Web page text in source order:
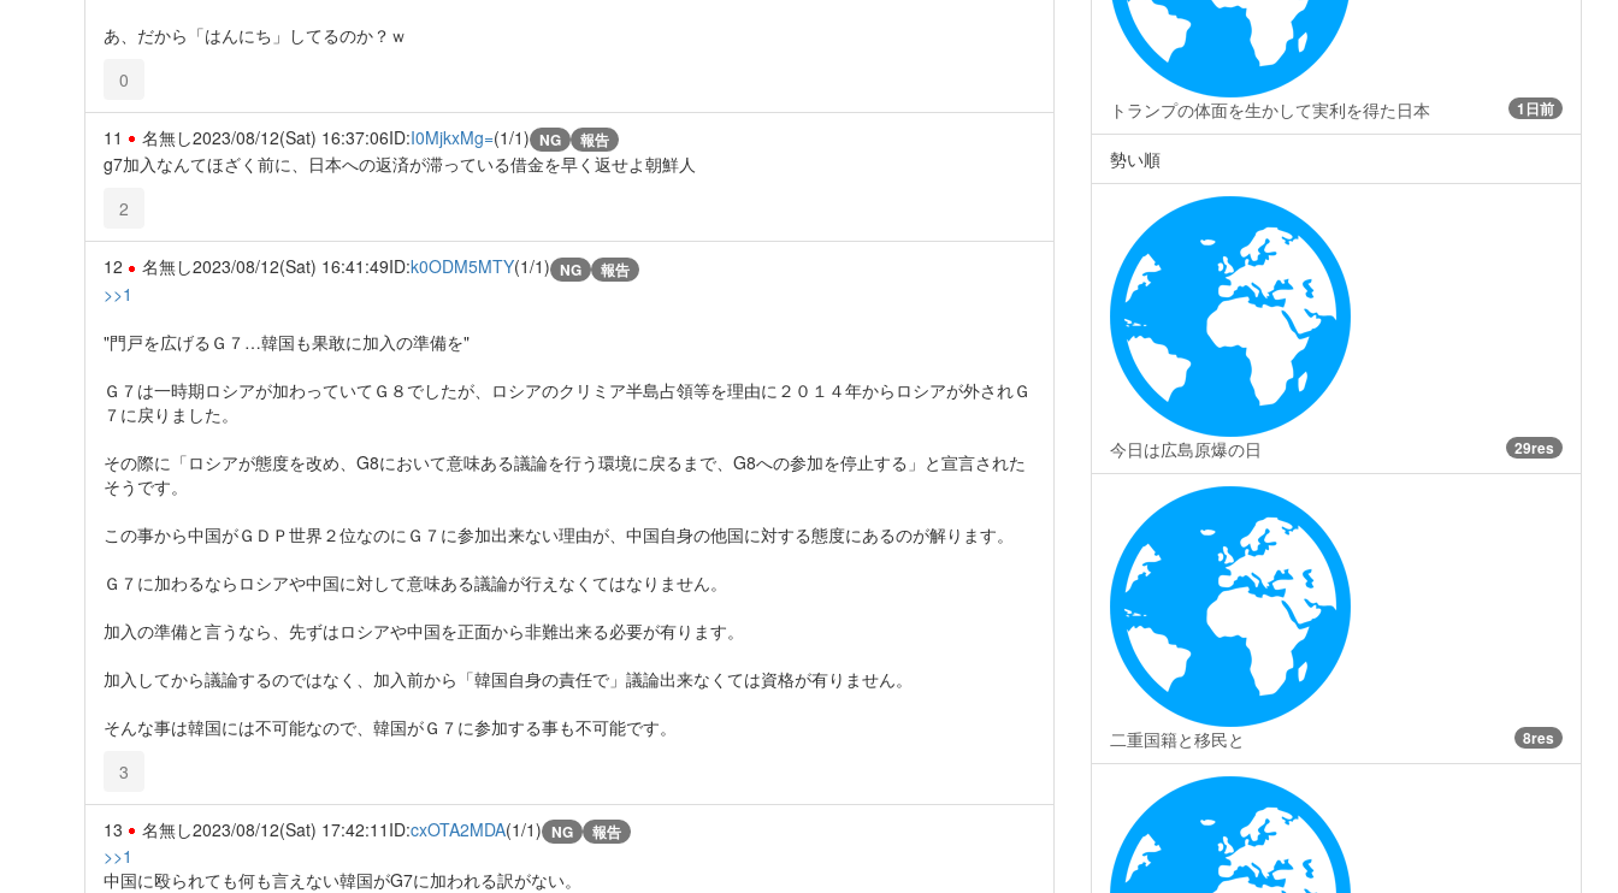
あ、だから「はんにち」してるのか？ｗ
0
11 名無し2023/08/12(Sat) 16:37:06ID:I0MjkxMg=(1/1) NG 報告
g7加入なんてほざく前に、日本への返済が滞っている借金を早く返せよ朝鮮人
2
12 名無し2023/08/12(Sat) 16:41:49ID:k0ODM5MTY(1/1) NG 報告
>>1
"門戸を広げるＧ７…韓国も果敢に加入の準備を"
Ｇ７は一時期ロシアが加わっていてＧ８でしたが、ロシアのクリミア半島占領等を理由に２０１４年からロシアが外されＧ
７に戻りました。
その際に「ロシアが態度を改め、G8において意味ある議論を行う環境に戻るまで、G8への参加を停止する」と宣言された
そうです。
この事から中国がＧＤＰ世界２位なのにＧ７に参加出来ない理由が、中国自身の他国に対する態度にあるのが解ります。
Ｇ７に加わるならロシアや中国に対して意味ある議論が行えなくてはなりません。
加入の準備と言うなら、先ずはロシアや中国を正面から非難出来る必要が有ります。
加入してから議論するのではなく、加入前から「韓国自身の責任で」議論出来なくては資格が有りません。
そんな事は韓国には不可能なので、韓国がＧ７に参加する事も不可能です。
3
13 名無し2023/08/12(Sat) 17:42:11 ID:cxOTA2MDA(1/1) NG 報告
>>1
中国に殴られても何も言えない韓国がG7に加われる訳がない。
トランプの体面を生かして実利を得た日本 1日前
勢い順
今日は広島原爆の日 29res
二重国籍と移民と 8res